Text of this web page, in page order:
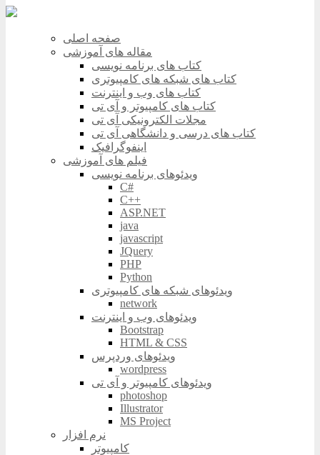
صفحه اصلی
مقاله های آموزشی
کتاب های برنامه نویسی
کتاب های شبکه های کامپیوتری
کتاب های وب و اینترنت
کتاب های کامپیوتر و آی تی
مجلات الکترونیکی آی تی
کتاب های درسی و دانشگاهی آی تی
اینفوگرافیک
فیلم های آموزشی
ویدئوهای برنامه نویسی
C#
C++
ASP.NET
java
javascript
JQuery
PHP
Python
ویدئوهای شبکه های کامپیوتری
network
ویدئوهای وب و اینترنت
Bootstrap
HTML & CSS
ویدئوهای وردپرس
wordpress
ویدئوهای کامپیوتر و آی تی
photoshop
Illustrator
MS Project
نرم افزار
کامپیوتر